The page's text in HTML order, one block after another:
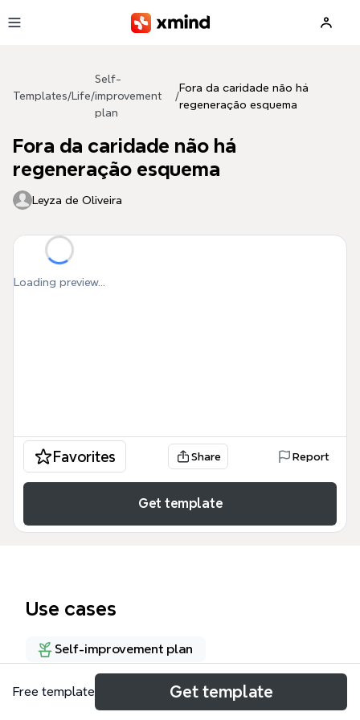
Templates/ Life/
Self-
improvement
plan
/
Fora da caridade não há
regeneração esquema
Fora da caridade não há
regeneração esquema
Leyza de Oliveira
Loading preview...
Favorites Share Report
Get template
Use cases
Self-improvement plan
About
Free template Get template